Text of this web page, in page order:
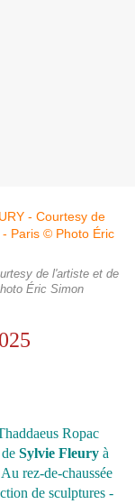
de l'artiste et de
Éric Simon
Ropac
Sylvie Fleury à
Au rez-de-chaussée
de sculptures -